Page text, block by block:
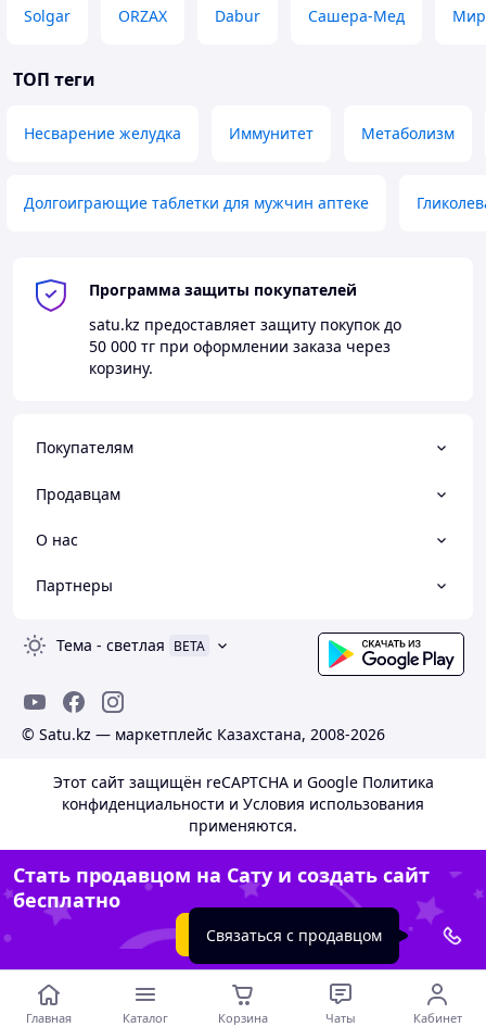
Solgar ORZAX Dabur Сашера-Мед
ТОП теги
Несварение желудка Иммунитет Метаболизм
Долгоиграющие таблетки для мужчин аптеке
Программа защиты покупателей
satu.kz предоставляет защиту покупок до
50 000 тг при оформлении заказа через
корзину.
Покупателям
Продавцам
О нас
Партнеры
Тема - светлая BETA
© Satu.kz — маркетплейс Казахстана, 2008-2026
Этот сайт защищён reCAPTCHA и Google Политика
конфиденциальности и Условия использования
применяются.
Стать продавцом на Сату и создать сайт
бесплатно
Создать сайт
Главная Каталог Корзина Чаты Кабинет
Связаться с продавцом